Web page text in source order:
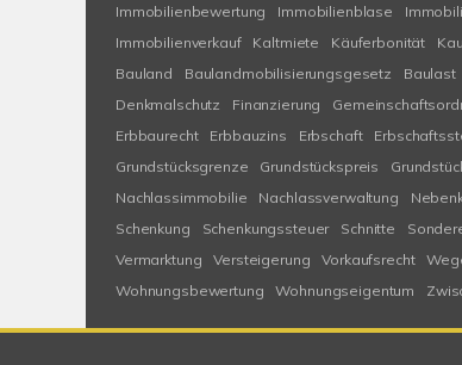
Immobilienbewertung Immobilienblase
Immobilienverkauf
Kaltmiete Käuferbonität
Bauland
Baulandmobilisierungsgesetz Baulast
Denkmalschutz
Finanzierung
Erbbaurecht
Erbbauzins Erbschaft
Grundstücksgrenze
Grundstückspreis
Nachlassimmobilie
Nachlassverwaltung
Schenkung
Schenkungssteuer Schnitte
Vermarktung
Versteigerung Vorkaufsrecht
Wohnungsbewertung
Wohnungseigentum